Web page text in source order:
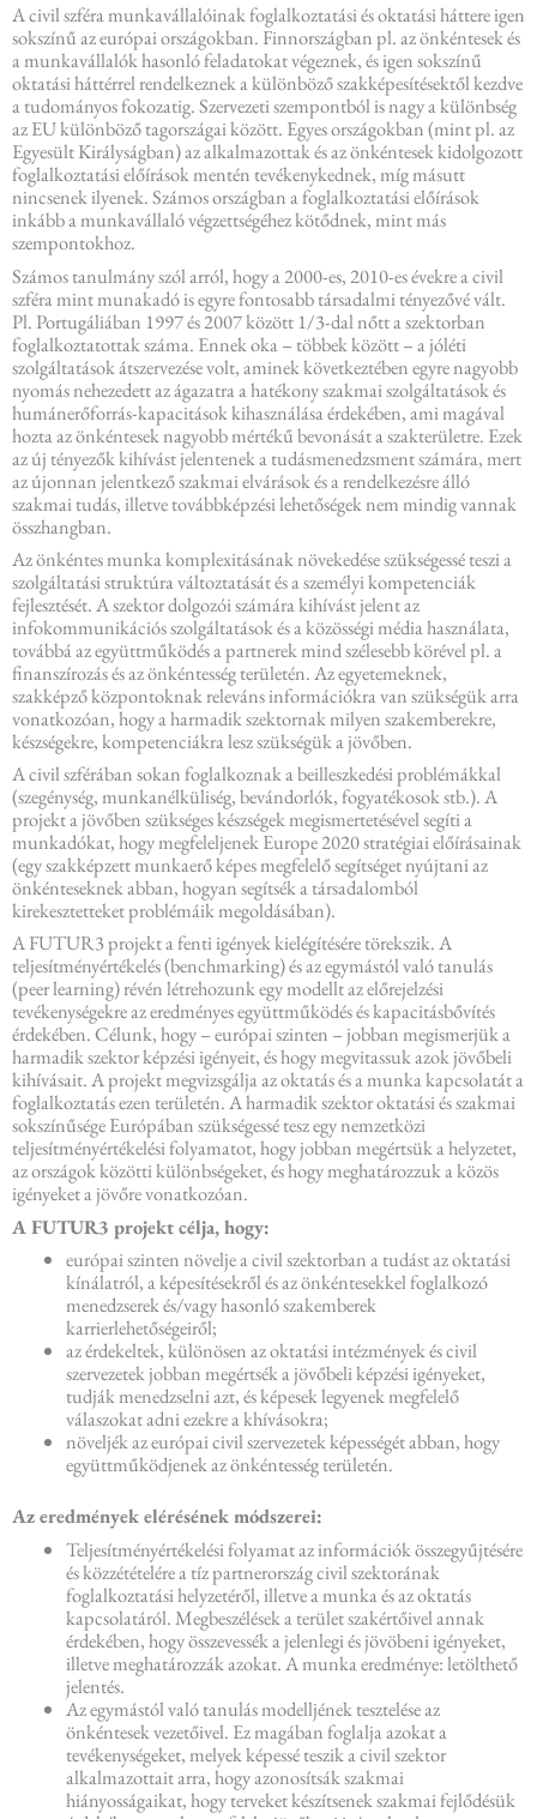
A civil szféra munkavállalóinak foglalkoztatási és oktatási háttere igen
sokszínű az európai országokban. Finnországban pl. az önkéntesek és
a munkavállalók hasonló feladatokat végeznek, és igen sokszínű
oktatási háttérrel rendelkeznek a különböző szakképesítésektől kezdve
a tudományos fokozatig. Szervezeti szempontból is nagy a különbség
az EU különböző tagországai között. Egyes országokban (mint pl. az
Egyesült Királyságban) az alkalmazottak és az önkéntesek kidolgozott
foglalkoztatási előírások mentén tevékenykednek, míg másutt
nincsenek ilyenek. Számos országban a foglalkoztatási előírások
inkább a munkavállaló végzettségéhez kötődnek, mint más
szempontokhoz.
Számos tanulmány szól arról, hogy a 2000-es, 2010-es évekre a civil
szféra mint munakadó is egyre fontosabb társadalmi tényezővé vált.
Pl. Portugáliában 1997 és 2007 között 1/3-dal nőtt a szektorban
foglalkoztatottak száma. Ennek oka – többek között – a jóléti
szolgáltatások átszervezése volt, aminek következtében egyre nagyobb
nyomás nehezedett az ágazatra a hatékony szakmai szolgáltatások és
humánerőforrás-kapacitások kihasználása érdekében, ami magával
hozta az önkéntesek nagyobb mértékű bevonását a szakterületre. Ezek
az új tényezők kihívást jelentenek a tudásmenedzsment számára, mert
az újonnan jelentkező szakmai elvárások és a rendelkezésre álló
szakmai tudás, illetve továbbképzési lehetőségek nem mindig vannak
összhangban.
Az önkéntes munka komplexitásának növekedése szükségessé teszi a
szolgáltatási struktúra változtatását és a személyi kompetenciák
fejlesztését. A szektor dolgozói számára kihívást jelent az
infokommunikációs szolgáltatások és a közösségi média használata,
továbbá az együttműködés a partnerek mind szélesebb körével pl. a
finanszírozás és az önkéntesség területén. Az egyetemeknek,
szakképző központoknak releváns információkra van szükségük arra
vonatkozóan, hogy a harmadik szektornak milyen szakemberekre,
készségekre, kompetenciákra lesz szükségük a jövőben.
A civil szférában sokan foglalkoznak a beilleszkedési problémákkal
(szegénység, munkanélküliség, bevándorlók, fogyatékosok stb.). A
projekt a jövőben szükséges készségek megismertetésével segíti a
munkadókat, hogy megfeleljenek Europe 2020 stratégiai előírásainak
(egy szakképzett munkaerő képes megfelelő segítséget nyújtani az
önkénteseknek abban, hogyan segítsék a társadalomból
kirekesztetteket problémáik megoldásában).
A FUTUR3 projekt a fenti igények kielégítésére törekszik. A
teljesítményértékelés (benchmarking) és az egymástól való tanulás
(peer learning) révén létrehozunk egy modellt az előrejelzési
tevékenységekre az eredményes együttműködés és kapacitásbővítés
érdekében. Célunk, hogy – európai szinten – jobban megismerjük a
harmadik szektor képzési igényeit, és hogy megvitassuk azok jövőbeli
kihívásait. A projekt megvizsgálja az oktatás és a munka kapcsolatát a
foglalkoztatás ezen területén. A harmadik szektor oktatási és szakmai
sokszínűsége Európában szükségessé tesz egy nemzetközi
teljesítményértékelési folyamatot, hogy jobban megértsük a helyzetet,
az országok közötti különbségeket, és hogy meghatározzuk a közös
igényeket a jövőre vonatkozóan.
A FUTUR3 projekt célja, hogy:
európai szinten növelje a civil szektorban a tudást az oktatási
kínálatról, a képesítésekről és az önkéntesekkel foglalkozó
menedzserek és/vagy hasonló szakemberek
karrierlehetőségeiről;
az érdekeltek, különösen az oktatási intézmények és civil
szervezetek jobban megértsék a jövőbeli képzési igényeket,
tudják menedzselni azt, és képesek legyenek megfelelő
válaszokat adni ezekre a khívásokra;
növeljék az európai civil szervezetek képességét abban, hogy
együttműködjenek az önkéntesség területén.
Az eredmények elérésének módszerei:
Teljesítményértékelési folyamat az információk összegyűjtésére
és közzétételére a tíz partnerország civil szektorának
foglalkoztatási helyzetéről, illetve a munka és az oktatás
kapcsolatáról. Megbeszélések a terület szakértőivel annak
érdekében, hogy összevessék a jelenlegi és jövöbeni igényeket,
illetve meghatározzák azokat. A munka eredménye: letölthető
jelentés.
Az egymástól való tanulás modelljének tesztelése az
önkéntesek vezetőivel. Ez magában foglalja azokat a
tevékenységeket, melyek képessé teszik a civil szektor
alkalmazottait arra, hogy azonosítsák szakmai
hiányosságaikat, hogy terveket készítsenek szakmai fejlődésük